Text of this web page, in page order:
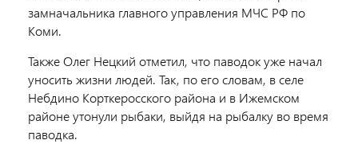
замначальника главного управления МЧС РФ по
Коми.
Также Олег Нецкий отметил, что паводок уже начал
уносить жизни людей. Так, по его словам, в селе
Небдино Корткеросского района и в Ижемском
районе утонули рыбаки, выйдя на рыбалку во время
паводка.